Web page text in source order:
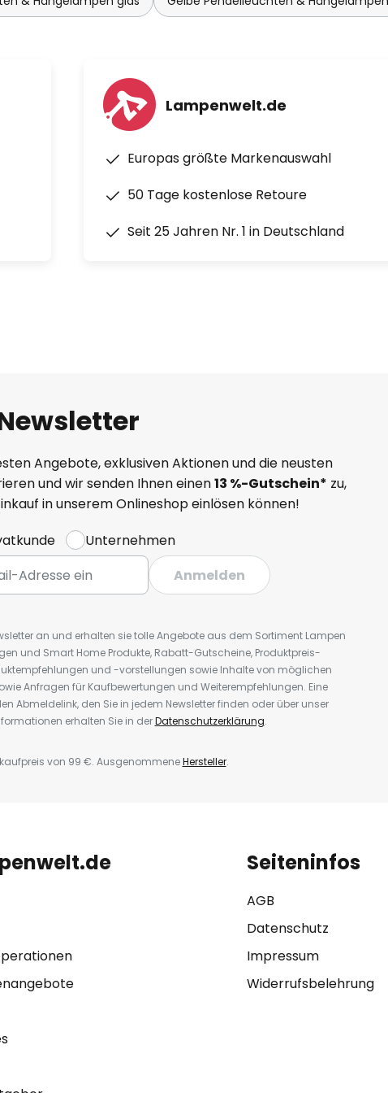
Lampenwelt.de
Europas größte Markenauswahl
50 Tage kostenlose Retoure
Seit 25 Jahren Nr. 1 in Deutschland
Angebote, exklusiven Aktionen und die neusten
und wir senden Ihnen einen13 %-Gutschein* zu,
in unserem Onlineshop einlösen können!
Unternehmen
Anmelden
an und erhalten sie tolle Angebote aus dem Sortiment Lampen
und Smart Home Produkte, Rabatt-Gutscheine, Produktpreis-
und -vorstellungen sowie Inhalte von möglichen
Anfragen für Kaufbewertungen und Weiterempfehlungen. Eine
Abmeldelink, den Sie in jedem Newsletter finden oder über unser
erhalten Sie in derDatenschutzerklärung.
von 99 €. AusgenommeneHersteller.
Seiteninfos
AGB
Datenschutz
Impressum
Widerrufsbelehrung